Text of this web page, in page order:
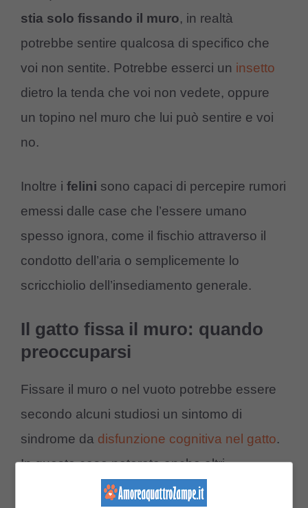
stia solo fissando il muro, in realtà
potrebbe sentire qualcosa di specifico che
voi non sentite. Potrebbe esserci un insetto
dietro la tenda che voi non vedete, oppure
un topino nel muro che lui può sentire e voi
no.
Inoltre i felini sono capaci di percepire rumori
emessi dalle case che l’essere umano
spesso ignora, come il fischio attraverso il
condotto dell’aria o semplicemente lo
scricchiolio dell’insediamento generale.
Il gatto fissa il muro: quando
preoccuparsi
Fissare il muro o nel vuoto potrebbe essere
secondo alcuni studiosi un sintomo di
sindrome da disfunzione cognitiva nel gatto.
In questo caso noterete anche altri
comportamenti strani nelfelino